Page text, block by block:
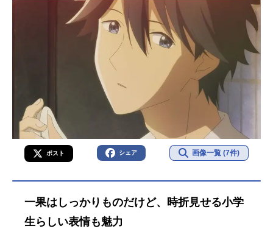
ポスト シェア 画像一覧 (7件)
一果はしっかりものだけど、時折見せる小学
生らしい表情も魅力